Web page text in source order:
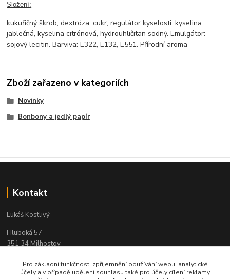
Složení:
kukuřičný škrob, dextróza, cukr, regulátor kyselosti: kyselina
jablečná, kyselina citrónová, hydrouhličitan sodný. Emulgátor:
sojový lecitin. Barviva: E322, E132, E551. Přírodní aroma
Zboží zařazeno v kategoriích
Novinky
Bonbony a jedlý papír
Kontakt
Lukáš Kostlivý
Hluboká 57
351 34 Milhostov
e-mail : objednavky-pendreky@email.cz
Pro základní funkčnost, zpříjemnění používání webu, analytické
účely a v případě udělení souhlasu také pro účely cílení reklamy